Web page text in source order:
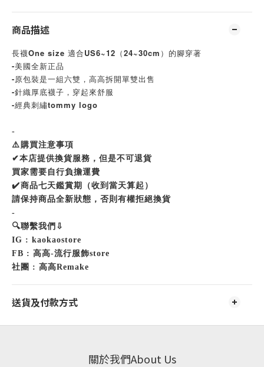
商品描述
長襪One size 適合US6~12（24~30cm）的腳穿著
-美國全新正品
-原包裝是一組六雙，高高拆開單雙出售
-針織厚底襪子，穿起來舒服
-經典刺繡tommy logo
-
⚠購買注意事項
✔本店提供換貨服務，但是不可退貨
買家需要自行負擔運費
✔商品七天鑑賞期（收到當天算起）
請保持商品全新狀態，否則有權拒絕換貨
-
🔍聯繫我們 ⇩
IG : kaokaostore
FB : 高高-流行服飾store
社團 : 高高Remake
送貨及付款方式
關於我們About Us